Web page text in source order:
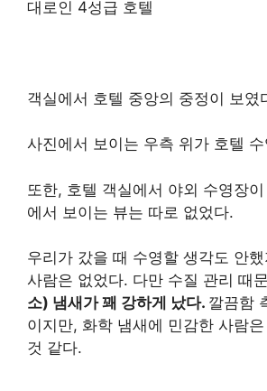
객실에서 호텔 중앙의 중정이 보였
사진에서 보이는 우측 위가 호텔
또한, 호텔 객실에서 야외 수영장
에서 보이는 뷰는 따로 없었다.
우리가 갔을 때 수영할 생각도 안
사람은 없었다. 다만 수질 관리 때
소) 냄새가 꽤 강하게 났다. 깔끔함
이지만, 화학 냄새에 민감한 사람
것 같다.